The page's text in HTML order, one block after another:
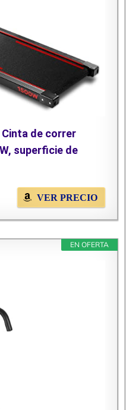
Cinta de correr
superficie de
VER PRECIO
EN OFERTA